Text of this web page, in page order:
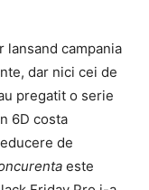
lansand campania
dar nici cei de
pregatit o serie
6D costa
de
este